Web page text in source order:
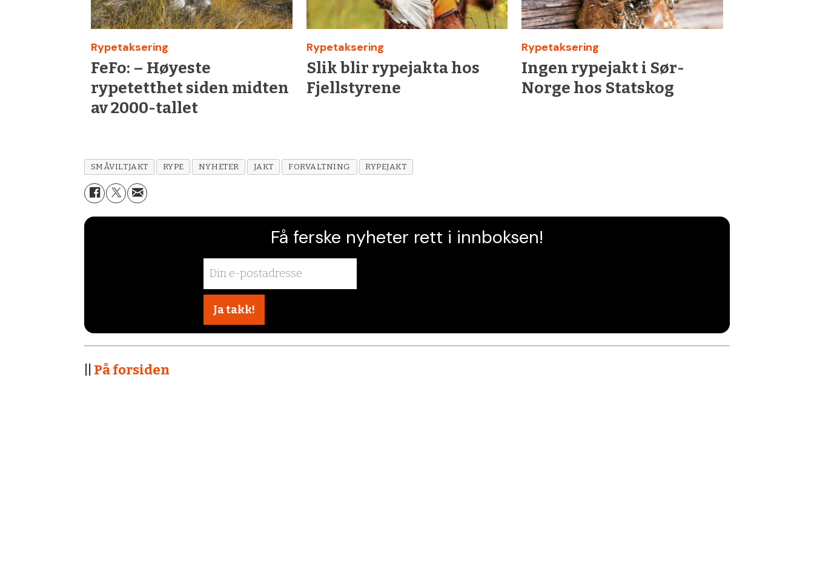
Rypetaksering
FeFo: – Høyeste
rypetetthet siden midten
av 2000-tallet
Rypetaksering
Slik blir rypejakta hos
Fjellstyrene
Rypetaksering
Ingen rypejakt i Sør-
Norge hos Statskog
SMÅVILTJAKT RYPE NYHETER JAKT FORVALTNING RYPEJAKT
Få ferske nyheter rett i innboksen!
På forsiden